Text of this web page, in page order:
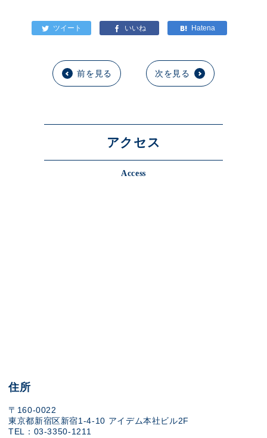
前を見る 次を見る
アクセス
Access
住所
〒160-0022
東京都新宿区新宿1-4-10 アイデム本社ビル2F
TEL：03-3350-1211